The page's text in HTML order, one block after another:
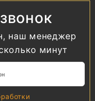
наш менеджер
минут